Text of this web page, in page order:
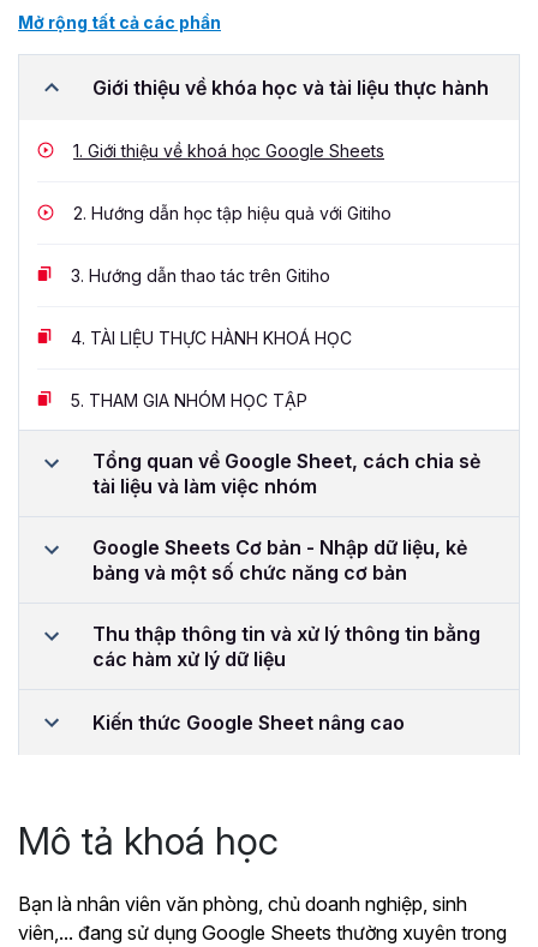
Mở rộng tất cả các phần
Giới thiệu về khóa học và tài liệu thực hành
1. Giới thiệu về khoá học Google Sheets
2. Hướng dẫn học tập hiệu quả với Gitiho
3. Hướng dẫn thao tác trên Gitiho
4. TÀI LIỆU THỰC HÀNH KHOÁ HỌC
5. THAM GIA NHÓM HỌC TẬP
Tổng quan về Google Sheet, cách chia sẻ
tài liệu và làm việc nhóm
Google Sheets Cơ bản - Nhập dữ liệu, kẻ
bảng và một số chức năng cơ bản
Thu thập thông tin và xử lý thông tin bằng
các hàm xử lý dữ liệu
Kiến thức Google Sheet nâng cao
Mô tả khoá học
Bạn là nhân viên văn phòng, chủ doanh nghiệp, sinh
viên,... đang sử dụng Google Sheets thường xuyên trong